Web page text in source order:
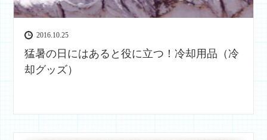
2016.10.25
猛暑の日にはあると役に立つ！冷却用品（冷
却グッズ）